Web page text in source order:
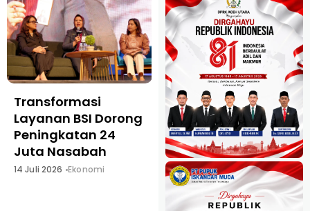
Transformasi
Layanan BSI Dorong
Peningkatan 24
Juta Nasabah
14 Juli 2026 Ekonomi
Wakil Wali Kota
Lhokseumawe
Lepas Petugas
Sensus Ekonomi
2026, Tekankan
Profesionalisme
dan Integritas